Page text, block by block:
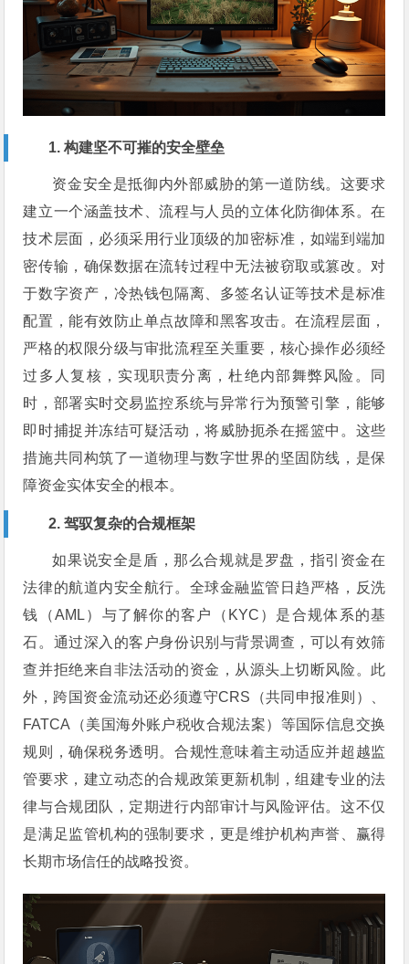
1. 构建坚不可摧的安全壁垒
资金安全是抵御内外部威胁的第一道防线。这要求
建立一个涵盖技术、流程与人员的立体化防御体系。在
技术层面，必须采用行业顶级的加密标准，如端到端加
密传输，确保数据在流转过程中无法被窃取或篡改。对
于数字资产，冷热钱包隔离、多签名认证等技术是标准
配置，能有效防止单点故障和黑客攻击。在流程层面，
严格的权限分级与审批流程至关重要，核心操作必须经
过多人复核，实现职责分离，杜绝内部舞弊风险。同
时，部署实时交易监控系统与异常行为预警引擎，能够
即时捕捉并冻结可疑活动，将威胁扼杀在摇篮中。这些
措施共同构筑了一道物理与数字世界的坚固防线，是保
障资金实体安全的根本。
2. 驾驭复杂的合规框架
如果说安全是盾，那么合规就是罗盘，指引资金在
法律的航道内安全航行。全球金融监管日趋严格，反洗
钱（AML）与了解你的客户（KYC）是合规体系的基
石。通过深入的客户身份识别与背景调查，可以有效筛
查并拒绝来自非法活动的资金，从源头上切断风险。此
外，跨国资金流动还必须遵守CRS（共同申报准则）、
FATCA（美国海外账户税收合规法案）等国际信息交换
规则，确保税务透明。合规性意味着主动适应并超越监
管要求，建立动态的合规政策更新机制，组建专业的法
律与合规团队，定期进行内部审计与风险评估。这不仅
是满足监管机构的强制要求，更是维护机构声誉、赢得
长期市场信任的战略投资。